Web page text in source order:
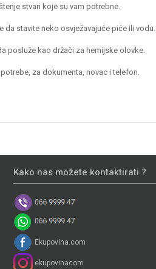
stvari koje su vam potrebne.
stavite neko osvježavajuće piće ili vodu.
posluže kao držači za hemijske olovke.
za dokumenta, novac i telefon.
Kako nas možete kontaktirati ?
Ekupovina.com
ekupovinacom